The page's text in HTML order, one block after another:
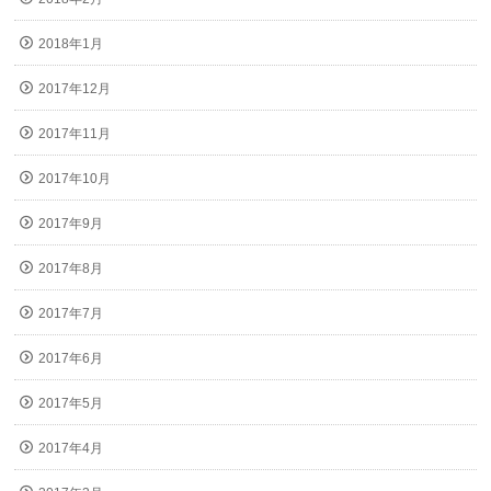
2018年1月
2017年12月
2017年11月
2017年10月
2017年9月
2017年8月
2017年7月
2017年6月
2017年5月
2017年4月